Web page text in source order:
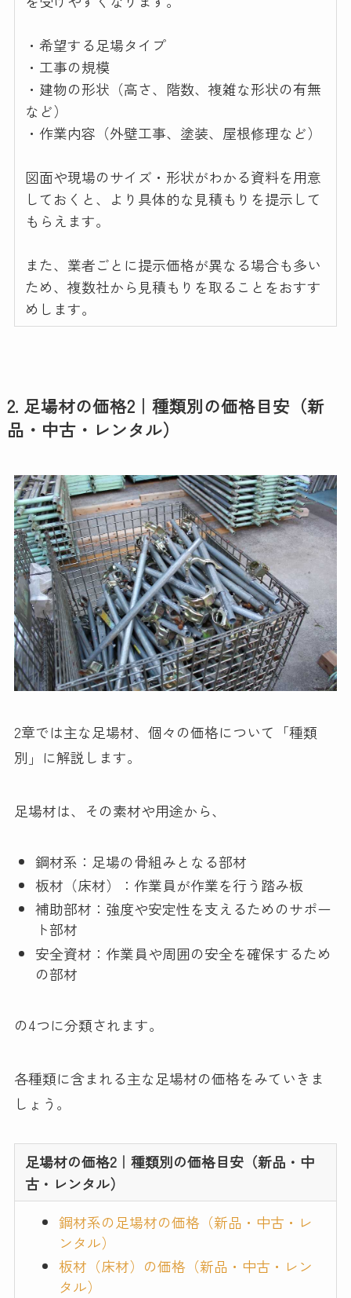
・希望する足場タイプ
・工事の規模
・建物の形状（高さ、階数、複雑な形状の有無
など）
・作業内容（外壁工事、塗装、屋根修理など）
図面や現場のサイズ・形状がわかる資料を用意
しておくと、より具体的な見積もりを提示して
もらえます。
また、業者ごとに提示価格が異なる場合も多い
ため、複数社から見積もりを取ることをおすす
めします。
2. 足場材の価格2｜種類別の価格目安（新
品・中古・レンタル）
2章では主な足場材、個々の価格について「種類
別」に解説します。
足場材は、その素材や用途から、
鋼材系：足場の骨組みとなる部材
板材（床材）：作業員が作業を行う踏み板
補助部材：強度や安定性を支えるためのサポー
ト部材​​
安全資材：作業員や周囲の安全を確保するため
の部材
の4つに分類されます。
各種類に含まれる主な足場材の価格をみていきま
しょう。
足場材の価格2｜種類別の価格目安（新品・中
古・レンタル）
鋼材系の足場材の価格（新品・中古・レ
ンタル）​​
板材（床材）の価格（新品・中古・レン
タル）​​